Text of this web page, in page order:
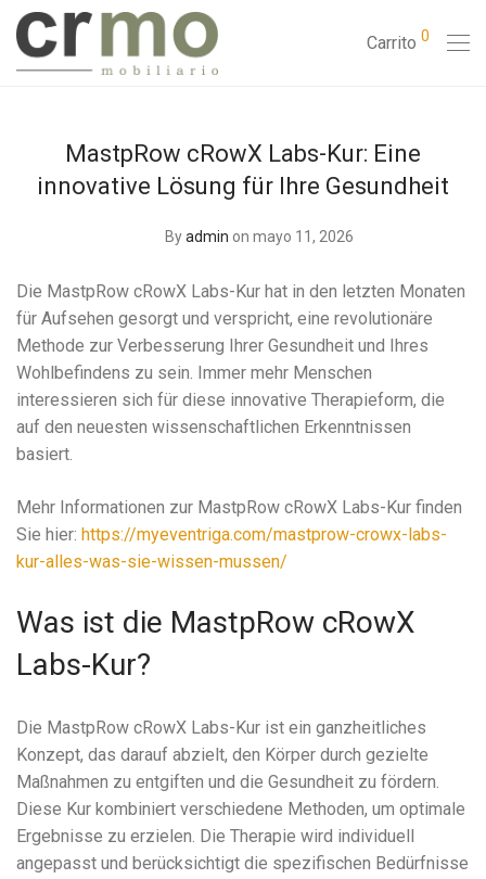
Carrito 0
MastpRow cRowX Labs-Kur: Eine
innovative Lösung für Ihre Gesundheit
Byadmin on mayo 11, 2026
Die MastpRow cRowX Labs-Kur hat in den letzten Monaten
für Aufsehen gesorgt und verspricht, eine revolutionäre
Methode zur Verbesserung Ihrer Gesundheit und Ihres
Wohlbefindens zu sein. Immer mehr Menschen
interessieren sich für diese innovative Therapieform, die
auf den neuesten wissenschaftlichen Erkenntnissen
basiert.
Mehr Informationen zur MastpRow cRowX Labs-Kur finden
Sie hier: https://myeventriga.com/mastprow-crowx-labs-
kur-alles-was-sie-wissen-mussen/
Was ist die MastpRow cRowX
Labs-Kur?
Die MastpRow cRowX Labs-Kur ist ein ganzheitliches
Konzept, das darauf abzielt, den Körper durch gezielte
Maßnahmen zu entgiften und die Gesundheit zu fördern.
Diese Kur kombiniert verschiedene Methoden, um optimale
Ergebnisse zu erzielen. Die Therapie wird individuell
angepasst und berücksichtigt die spezifischen Bedürfnisse